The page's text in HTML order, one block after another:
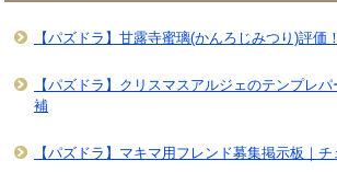
【パズドラ】甘露寺蜜璃(かんろじみつり)評価
【パズドラ】クリスマスアルジェのテンプレ
補
【パズドラ】マキマ用フレンド募集掲示板｜